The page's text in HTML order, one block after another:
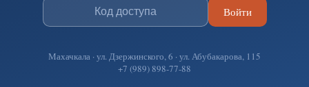
Войти
Махачкала · ул. Дзержинского, 6 · ул. Абубакарова, 115
+7 (989) 898-77-88